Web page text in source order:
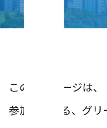
このメッセージは、
参加者による、グリ